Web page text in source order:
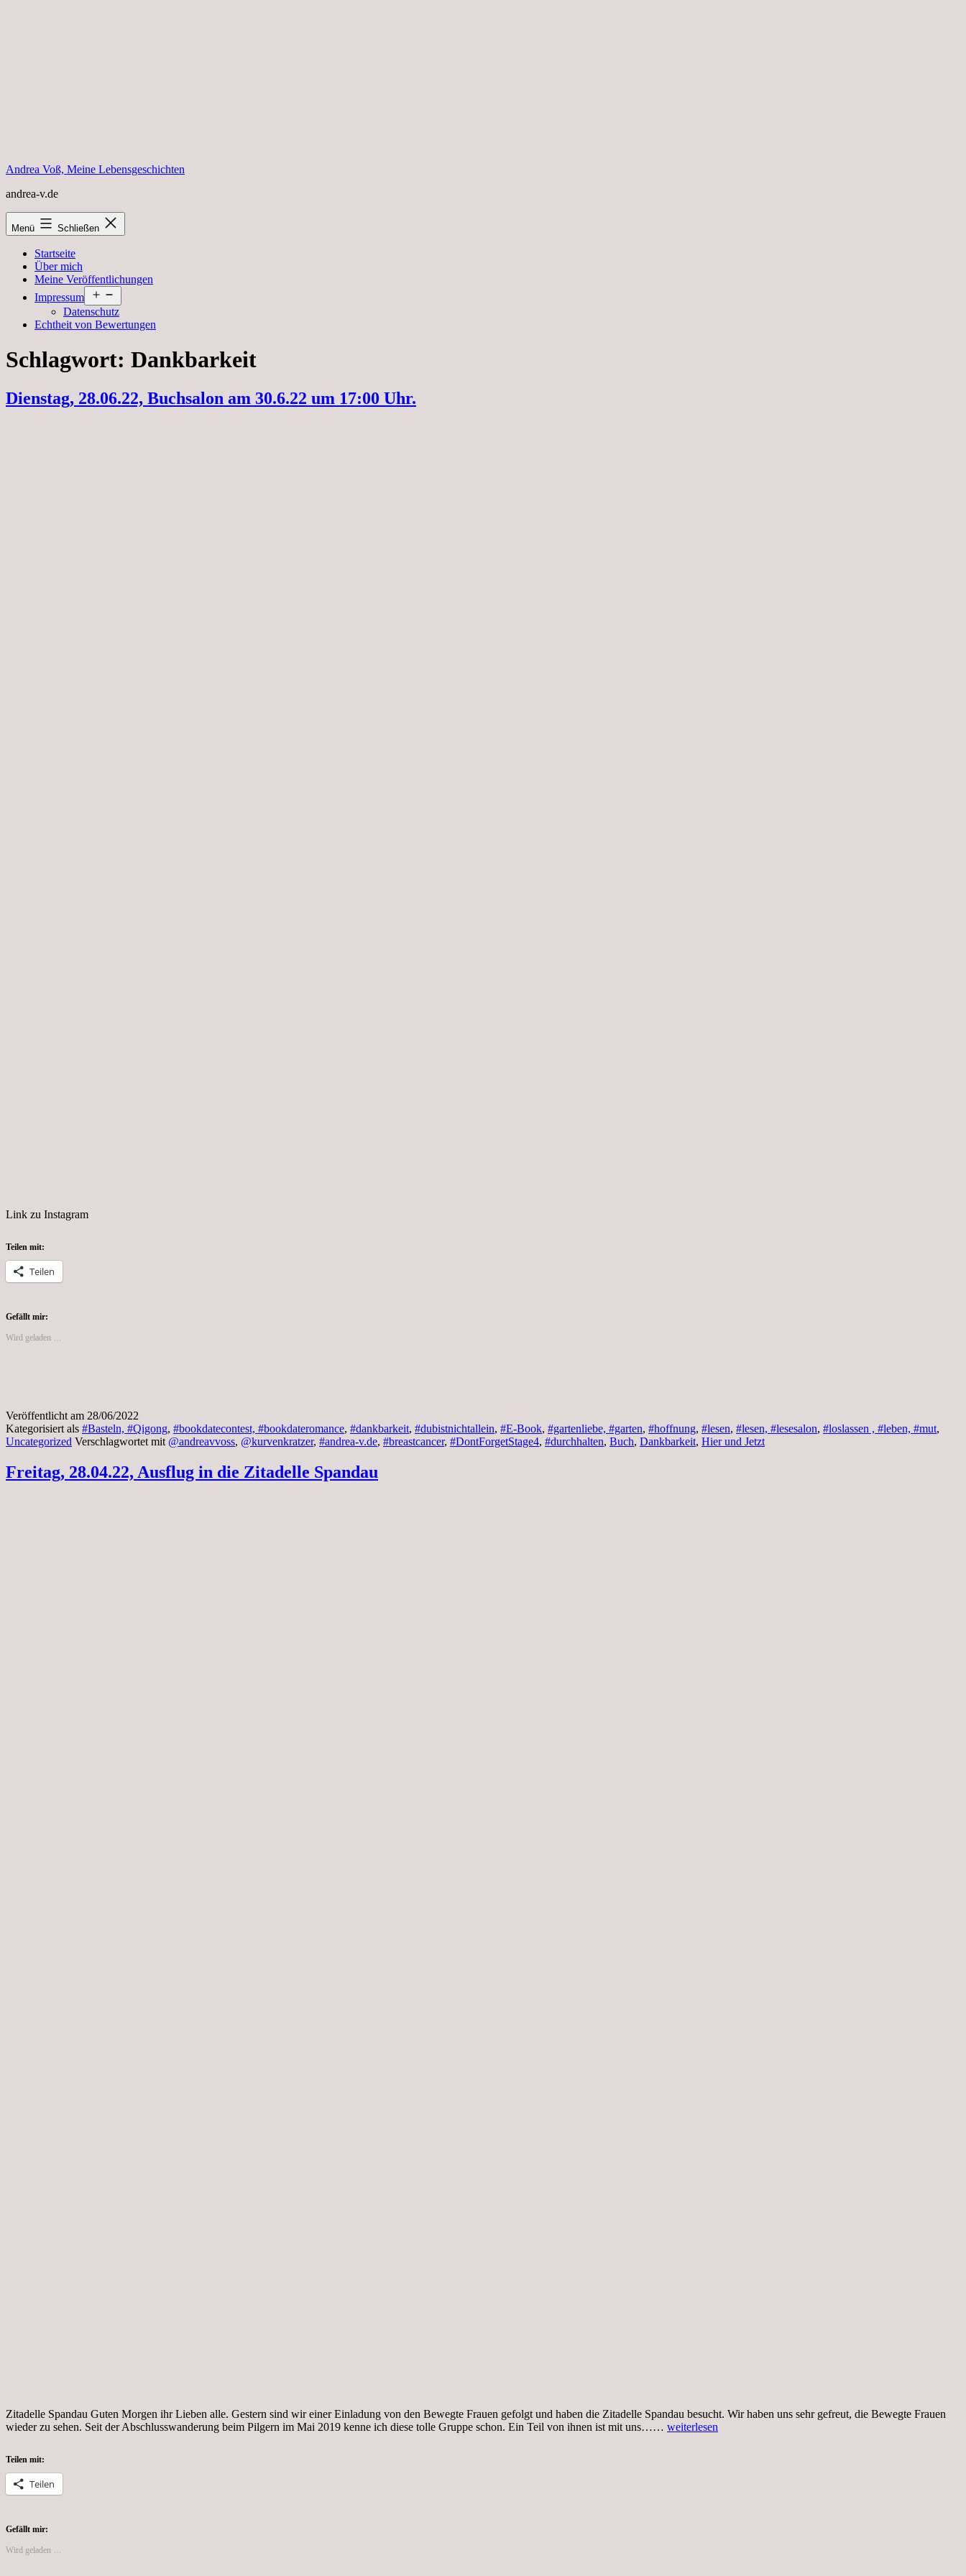
Andrea Voß, Meine Lebensgeschichten
andrea-v.de
Menü Schließen
Startseite
Über mich
Meine Veröffentlichungen
Impressum
öffnen
Datenschutz
Echtheit von Bewertungen
Schlagwort: Dankbarkeit
Dienstag, 28.06.22, Buchsalon am 30.6.22 um 17:00 Uhr.
Link zu Instagram
Teilen mit:
Teilen
Gefällt mir:
Wird geladen …
Veröffentlicht am 28/06/2022
Kategorisiert als #Basteln, #Qigong, #bookdatecontest, #bookdateromance, #dankbarkeit, #dubistnichtallein, #E-Book, #gartenliebe, #garten, #hoffnung, #lesen, #lesen, #lesesalon, #loslassen , #leben, #mut,
Uncategorized Verschlagwortet mit @andreavvoss, @kurvenkratzer, #andrea-v.de, #breastcancer, #DontForgetStage4, #durchhalten, Buch, Dankbarkeit, Hier und Jetzt
Freitag, 28.04.22, Ausflug in die Zitadelle Spandau
Zitadelle Spandau Guten Morgen ihr Lieben alle. Gestern sind wir einer Einladung von den Bewegte Frauen gefolgt und haben die Zitadelle Spandau besucht. Wir haben uns sehr gefreut, die Bewegte Frauen
wieder zu sehen. Seit der Abschlusswanderung beim Pilgern im Mai 2019 kenne ich diese tolle Gruppe schon. Ein Teil von ihnen ist mit uns…… Freitag,
weiterlesen
Teilen mit:
Teilen
Gefällt mir:
Wird geladen …